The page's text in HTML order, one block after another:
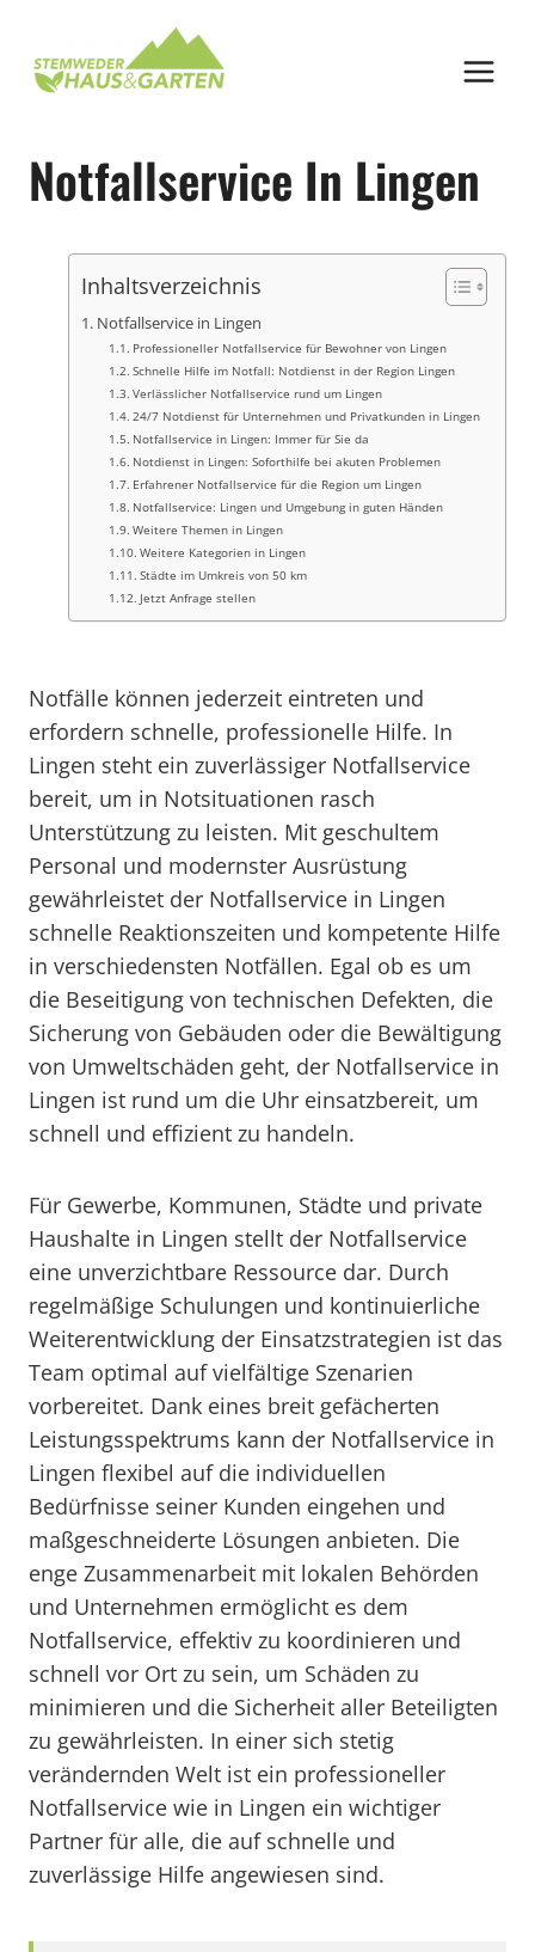
springen
Notfallservice In Lingen
Inhaltsverzeichnis
Notfallservice in Lingen
Professioneller Notfallservice für Bewohner von Lingen
Schnelle Hilfe im Notfall: Notdienst in der Region Lingen
Verlässlicher Notfallservice rund um Lingen
24/7 Notdienst für Unternehmen und Privatkunden in Lingen
Notfallservice in Lingen: Immer für Sie da
Notdienst in Lingen: Soforthilfe bei akuten Problemen
Erfahrener Notfallservice für die Region um Lingen
Notfallservice: Lingen und Umgebung in guten Händen
Weitere Themen in Lingen
Weitere Kategorien in Lingen
Städte im Umkreis von 50 km
Jetzt Anfrage stellen
Notfälle können jederzeit eintreten und
erfordern schnelle, professionelle Hilfe. In
Lingen steht ein zuverlässiger Notfallservice
bereit, um in Notsituationen rasch
Unterstützung zu leisten. Mit geschultem
Personal und modernster Ausrüstung
gewährleistet der Notfallservice in Lingen
schnelle Reaktionszeiten und kompetente Hilfe
in verschiedensten Notfällen. Egal ob es um
die Beseitigung von technischen Defekten, die
Sicherung von Gebäuden oder die Bewältigung
von Umweltschäden geht, der Notfallservice in
Lingen ist rund um die Uhr einsatzbereit, um
schnell und effizient zu handeln.
Für Gewerbe, Kommunen, Städte und private
Haushalte in Lingen stellt der Notfallservice
eine unverzichtbare Ressource dar. Durch
regelmäßige Schulungen und kontinuierliche
Weiterentwicklung der Einsatzstrategien ist das
Team optimal auf vielfältige Szenarien
vorbereitet. Dank eines breit gefächerten
Leistungsspektrums kann der Notfallservice in
Lingen flexibel auf die individuellen
Bedürfnisse seiner Kunden eingehen und
maßgeschneiderte Lösungen anbieten. Die
enge Zusammenarbeit mit lokalen Behörden
und Unternehmen ermöglicht es dem
Notfallservice, effektiv zu koordinieren und
schnell vor Ort zu sein, um Schäden zu
minimieren und die Sicherheit aller Beteiligten
zu gewährleisten. In einer sich stetig
verändernden Welt ist ein professioneller
Notfallservice wie in Lingen ein wichtiger
Partner für alle, die auf schnelle und
zuverlässige Hilfe angewiesen sind.